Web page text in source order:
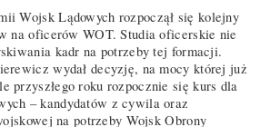
Wojsk Lądowych rozpoczął się kolejny
na oficerów WOT. Studia oficerskie nie
kadr na potrzeby tej formacji.
wydał decyzję, na mocy której już
przyszłego roku rozpocznie się kurs dla
– kandydatów z cywila oraz
na potrzeby Wojsk Obrony